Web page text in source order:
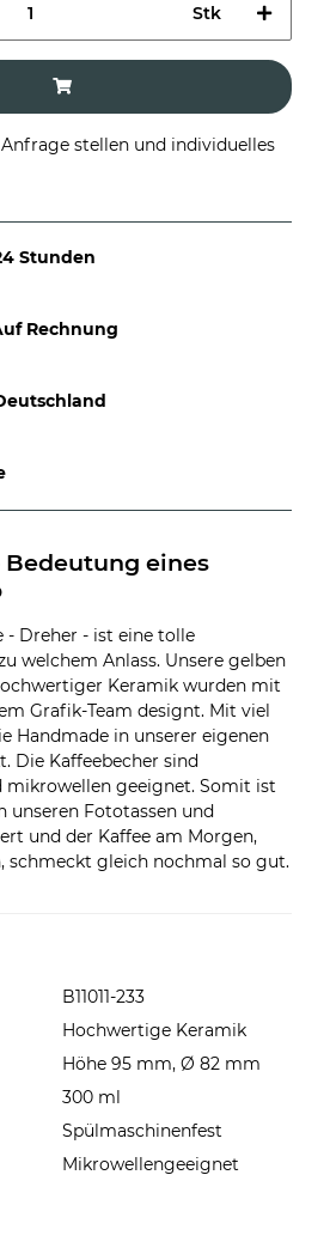
Stk
stellen und individuelles
Stunden
Rechnung
Bedeutung eines
- Dreher - ist eine tolle
welchem Anlass. Unsere gelben
Keramik wurden mit
Grafik-Team designt. Mit viel
Handmade in unserer eigenen
Die Kaffeebecher sind
mikrowellen geeignet. Somit ist
unseren Fototassen und
und der Kaffee am Morgen,
schmeckt gleich nochmal so gut.
B11011-233
Hochwertige Keramik
Höhe 95 mm, Ø 82 mm
300 ml
Spülmaschinenfest
Mikrowellengeeignet